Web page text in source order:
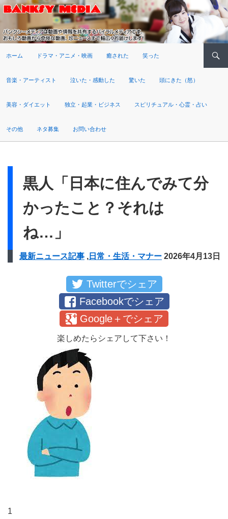
ホーム ドラマ・アニメ・映画 癒された 笑った
音楽・アーティスト 泣いた・感動した 驚いた 頭にきた（怒）
美容・ダイエット 独立・起業・ビジネス スピリチュアル・心霊・占い
その他 ネタ募集 お問い合わせ
黒人「日本に住んでみて分
かったこと？それは
ね…」
最新ニュース記事 , 日常・生活・マナー 2026年4月13日
Twitterでシェア
Facebookでシェア
Google＋でシェア
楽しめたらシェアして下さい！
1